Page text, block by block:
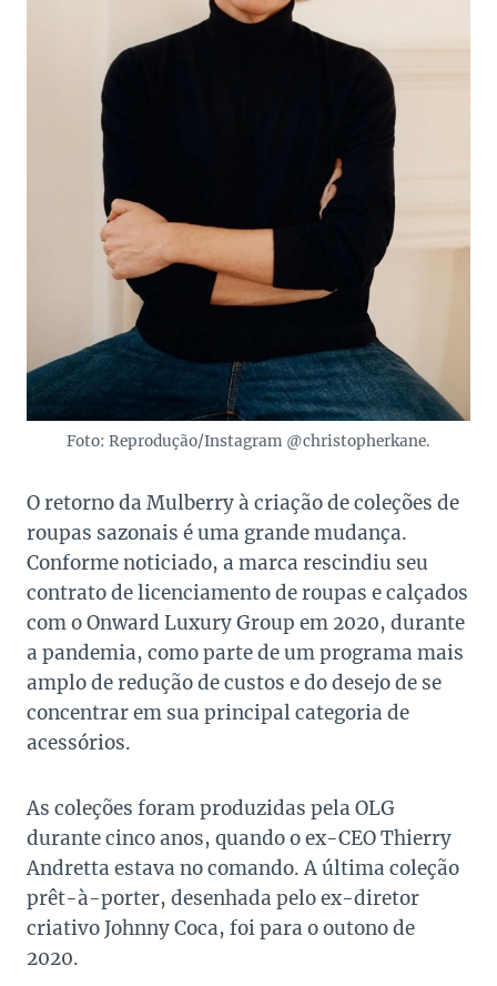
Foto: Reprodução/Instagram @christopherkane.
O retorno da Mulberry à criação de coleções de
roupas sazonais é uma grande mudança.
Conforme noticiado, a marca rescindiu seu
contrato de licenciamento de roupas e calçados
com o Onward Luxury Group em 2020, durante
a pandemia, como parte de um programa mais
amplo de redução de custos e do desejo de se
concentrar em sua principal categoria de
acessórios.
As coleções foram produzidas pela OLG
durante cinco anos, quando o ex-CEO Thierry
Andretta estava no comando. A última coleção
prêt-à-porter, desenhada pelo ex-diretor
criativo Johnny Coca, foi para o outono de
2020.